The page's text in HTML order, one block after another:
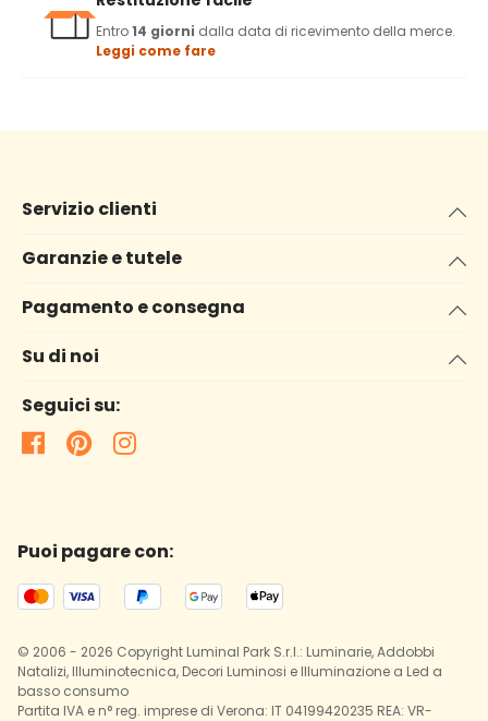
Entro14 giorni dalla data di ricevimento della merce.
Leggi come fare
Servizio clienti
Garanzie e tutele
Pagamento e consegna
Su di noi
Seguici su:
Puoi pagare con:
© 2006 - 2026 Copyright Luminal Park S.r.l.: Luminarie, Addobbi
Natalizi, Illuminotecnica, Decori Luminosi e Illuminazione a Led a
basso consumo
Partita IVA e n° reg. imprese di Verona: IT 04199420235 REA: VR-